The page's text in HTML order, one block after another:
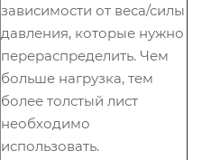
зависимости от веса/силы
давления, которые нужно
перераспределить. Чем
больше нагрузка, тем
более толстый лист
необходимо
использовать.